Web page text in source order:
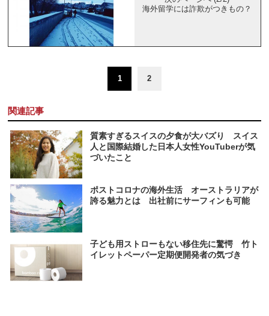
海外留学には詐欺がつきもの？
1 2
関連記事
質素すぎるスイスの夕食が大バズり スイス
人と国際結婚した日本人女性YouTuberが気
づいたこと
ポストコロナの海外生活 オーストラリアが
誇る魅力とは 出社前にサーフィンも可能
子ども用ストローもない移住先に驚愕 竹ト
イレットペーパー定期便開発者の気づき